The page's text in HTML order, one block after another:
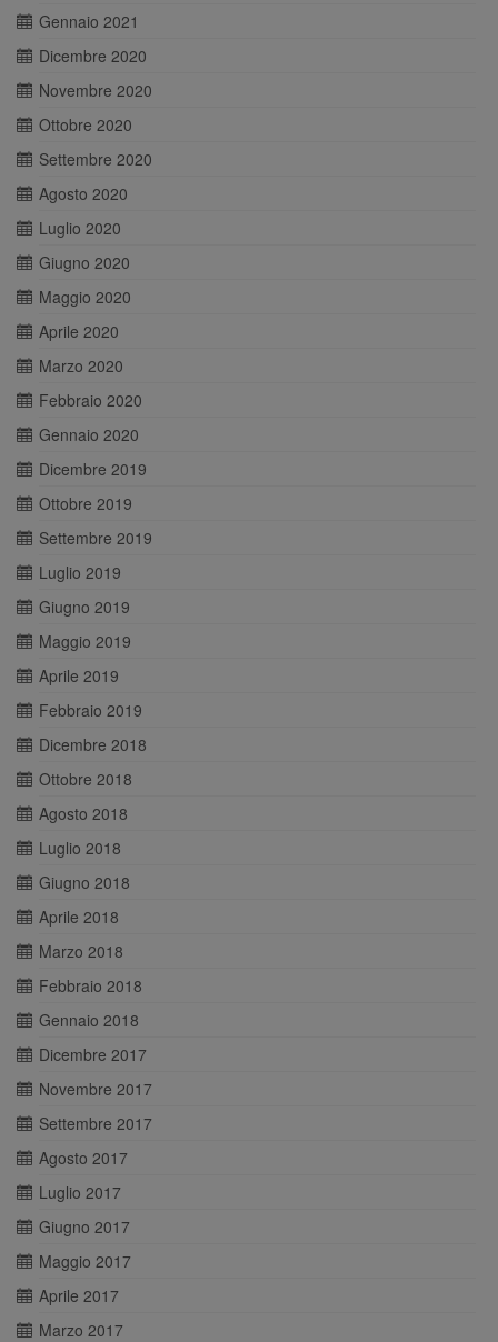
Gennaio 2021
Dicembre 2020
Novembre 2020
Ottobre 2020
Settembre 2020
Agosto 2020
Luglio 2020
Giugno 2020
Maggio 2020
Aprile 2020
Marzo 2020
Febbraio 2020
Gennaio 2020
Dicembre 2019
Ottobre 2019
Settembre 2019
Luglio 2019
Giugno 2019
Maggio 2019
Aprile 2019
Febbraio 2019
Dicembre 2018
Ottobre 2018
Agosto 2018
Luglio 2018
Giugno 2018
Aprile 2018
Marzo 2018
Febbraio 2018
Gennaio 2018
Dicembre 2017
Novembre 2017
Settembre 2017
Agosto 2017
Luglio 2017
Giugno 2017
Maggio 2017
Aprile 2017
Marzo 2017